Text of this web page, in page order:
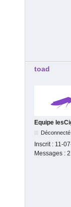
toad
Equipe
Déconnecté
Inscrit : 11-
Messages :